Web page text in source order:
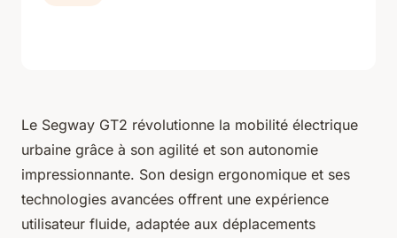
Le Segway GT2 révolutionne la mobilité électrique
urbaine grâce à son agilité et son autonomie
impressionnante. Son design ergonomique et ses
technologies avancées offrent une expérience
utilisateur fluide, adaptée aux déplacements